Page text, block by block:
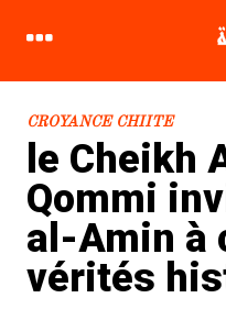
CATÉGORIES
Biographie
CROYANCE CHIITE
le Cheikh
Qommi
al-Amin à
vérités